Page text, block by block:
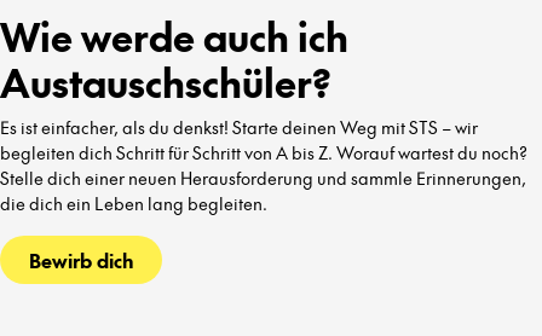
Wie werde auch ich
Austauschschüler?
Es ist einfacher, als du denkst! Starte deinen Weg mit STS – wir
begleiten dich Schritt für Schritt von A bis Z. Worauf wartest du noch?
Stelle dich einer neuen Herausforderung und sammle Erinnerungen,
die dich ein Leben lang begleiten.
Bewirb dich